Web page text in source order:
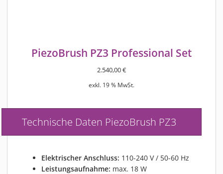
PiezoBrush PZ3 Professional Set
2.540,00€
exkl. 19 % MwSt.
Technische Daten PiezoBrush PZ3
Elektrischer Anschluss: 110-240 V / 50-60 Hz
Leistungsaufnahme: max. 18 W